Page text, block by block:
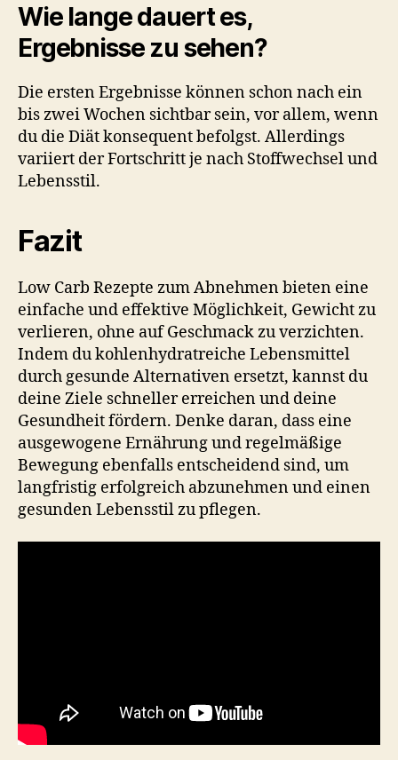
Wie lange dauert es,
Ergebnisse zu sehen?
Die ersten Ergebnisse können schon nach ein
bis zwei Wochen sichtbar sein, vor allem, wenn
du die Diät konsequent befolgst. Allerdings
variiert der Fortschritt je nach Stoffwechsel und
Lebensstil.
Fazit
Low Carb Rezepte zum Abnehmen bieten eine
einfache und effektive Möglichkeit, Gewicht zu
verlieren, ohne auf Geschmack zu verzichten.
Indem du kohlenhydratreiche Lebensmittel
durch gesunde Alternativen ersetzt, kannst du
deine Ziele schneller erreichen und deine
Gesundheit fördern. Denke daran, dass eine
ausgewogene Ernährung und regelmäßige
Bewegung ebenfalls entscheidend sind, um
langfristig erfolgreich abzunehmen und einen
gesunden Lebensstil zu pflegen.